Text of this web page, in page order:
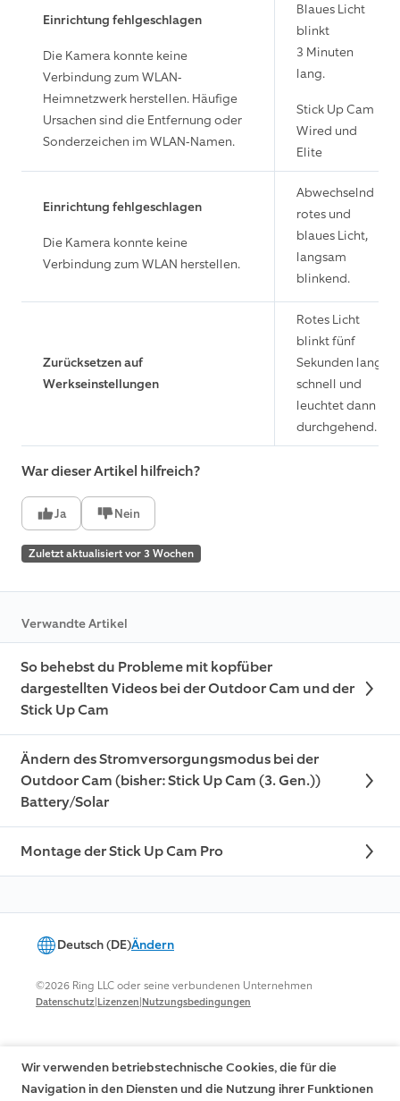
Einrichtung fehlgeschlagen
Die Kamera konnte keine
Verbindung zum WLAN-
Heimnetzwerk herstellen. Häufige
Ursachen sind die Entfernung oder
Sonderzeichen im WLAN-Namen.
Blaues Licht
blinkt
3 Minuten
lang.
Stick Up Cam
Wired und
Elite
Einrichtung fehlgeschlagen
Die Kamera konnte keine
Verbindung zum WLAN herstellen.
Abwechselnd
rotes und
blaues Licht,
langsam
blinkend.
Zurücksetzen auf
Werkseinstellungen
Rotes Licht
blinkt fünf
Sekunden lang
schnell und
leuchtet dann
durchgehend.
War dieser Artikel hilfreich?
Ja Nein
Zuletzt aktualisiert vor 3 Wochen
Verwandte Artikel
So behebst du Probleme mit kopfüber
dargestellten Videos bei der Outdoor Cam und der
Stick Up Cam
Ändern des Stromversorgungsmodus bei der
Outdoor Cam (bisher: Stick Up Cam (3. Gen.))
Battery/Solar
Montage der Stick Up Cam Pro
Deutsch (DE)Ändern
©2026 Ring LLC oder seine verbundenen Unternehmen
Datenschutz|Lizenzen|Nutzungsbedingungen
Wir verwenden betriebstechnische Cookies, die für die
Navigation in den Diensten und die Nutzung ihrer Funktionen